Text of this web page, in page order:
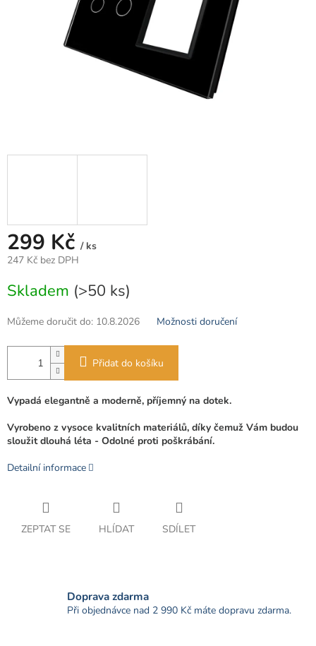
299 Kč / ks
247 Kč bez DPH
cena:
Skladem (>50 ks)
Můžeme doručit do: 10.8.2026 Možnosti doručení
Přidat do košíku
Vypadá elegantně a moderně, příjemný na dotek.
Vyrobeno z vysoce kvalitních materiálů, díky čemuž Vám budou
sloužit dlouhá léta - Odolné proti poškrábání.
Detailní informace
ZEPTAT SE HLÍDAT SDÍLET
Doprava zdarma
Při objednávce nad 2 990 Kč máte dopravu zdarma.